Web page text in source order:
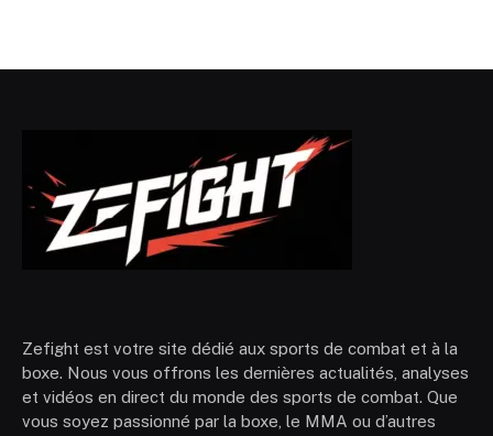
Zefight est votre site dédié aux sports de combat et à la
boxe. Nous vous offrons les dernières actualités, analyses
et vidéos en direct du monde des sports de combat. Que
vous soyez passionné par la boxe, le MMA ou d’autres